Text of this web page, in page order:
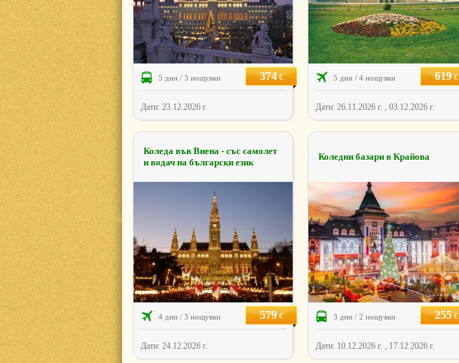
5 дни / 3 нощувки 374€
Дати: 23.12.2026 г.
5 дни / 4 нощувки 619€
Дати: 26.11.2026 г. , 03.12.2026 г.
Коледа във Виена - със самолет
и водач на български език
4 дни / 3 нощувки 579€
Дати: 24.12.2026 г.
Коледни базари в Крайова
3 дни / 2 нощувки 255€
Дати: 10.12.2026 г. , 17.12.2026 г.